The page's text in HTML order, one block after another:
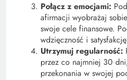
Połącz z emocjami:
afirmacji wyobrażaj
swoje cele finansowe.
wdzięczność i
Utrzymuj regularność:
przez co najmniej 30
przekonania w swojej